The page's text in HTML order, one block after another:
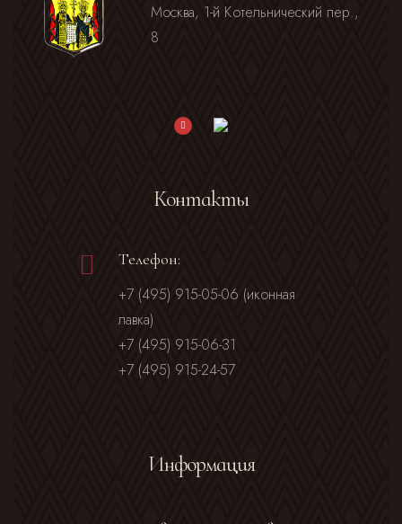
Москва, 1-й Котельнический пер.,
8
Контакты
Телефон:
+7 (495) 915-05-06 (иконная
лавка)
+7 (495) 915-06-31
+7 (495) 915-24-57
Информация